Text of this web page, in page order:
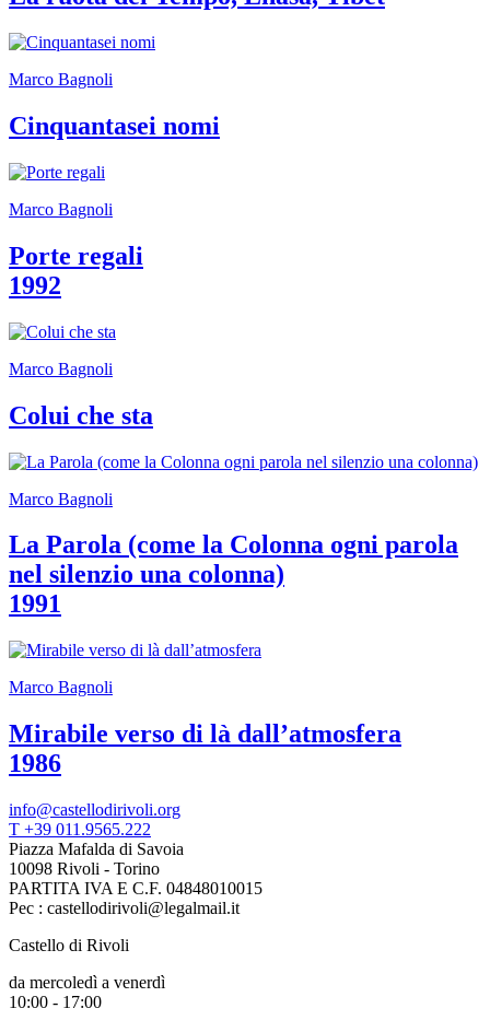
guidate
Summer
Progetti
Ricerca
Storia
Sedi
Tutte
le
Edificio
Castello
Villa
Cerruti
Cosmo
Digitale
Visita
Biglietti
Chi
Area
Organizza
il
tuo
evento
Amministrazione
Whistleblowing
Sostieni
il
Marco Bagnoli
Cinquantasei nomi
Marco Bagnoli
Porte regali
1992
Marco Bagnoli
Colui che sta
Marco Bagnoli
La Parola (come la Colonna ogni parola
nel silenzio una colonna)
1991
Marco Bagnoli
Mirabile verso di là dall’atmosfera
1986
info@castellodirivoli.org
T +39 011.9565.222
Piazza Mafalda di Savoia
10098 Rivoli - Torino
PARTITA IVA E C.F. 04848010015
Pec : castellodirivoli@legalmail.it
Castello di Rivoli
da mercoledì a venerdì
10:00 - 17:00